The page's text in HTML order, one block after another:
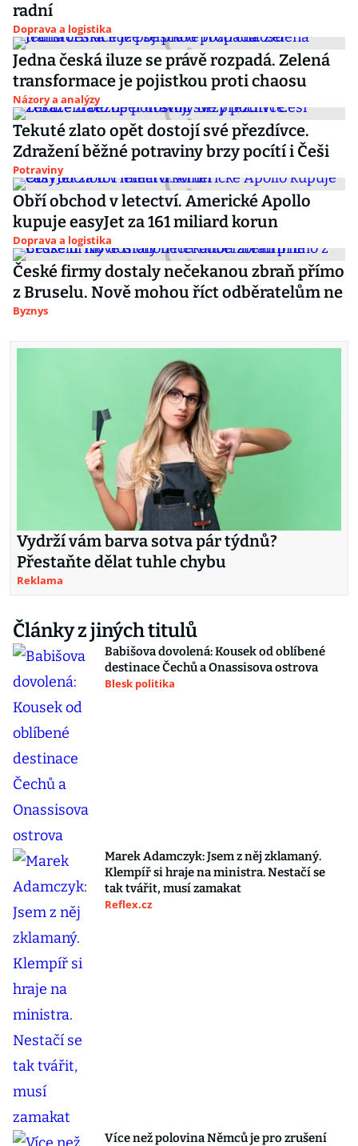
radní
Doprava a logistika
Jedna česká iluze se právě rozpadá. Zelená
transformace je pojistkou proti chaosu
Názory a analýzy
Tekuté zlato opět dostojí své přezdívce.
Zdražení běžné potraviny brzy pocítí i Češi
Potraviny
Obří obchod v letectví. Americké Apollo
kupuje easyJet za 161 miliard korun
Doprava a logistika
České firmy dostaly nečekanou zbraň přímo
z Bruselu. Nově mohou říct odběratelům ne
Byznys
Vydrží vám barva sotva pár týdnů?
Přestaňte dělat tuhle chybu
Reklama
Články z jiných titulů
Babišova dovolená: Kousek od oblíbené
destinace Čechů a Onassisova ostrova
Blesk politika
Marek Adamczyk: Jsem z něj zklamaný.
Klempíř si hraje na ministra. Nestačí se
tak tvářit, musí zamakat
Reflex.cz
Více než polovina Němců je pro zrušení